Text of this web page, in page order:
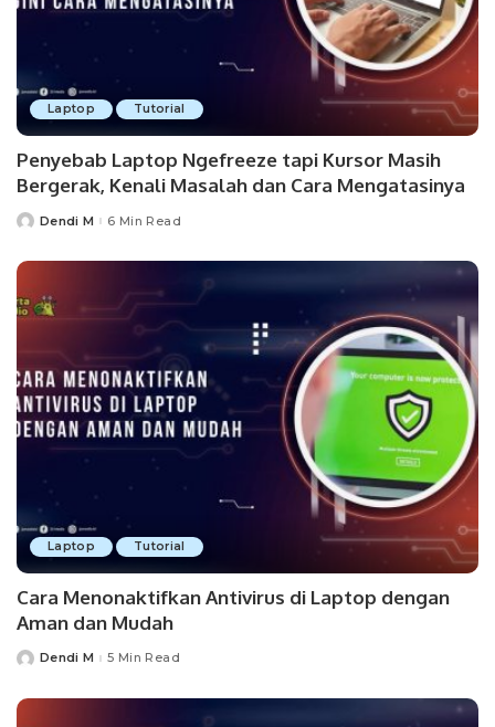
Laptop Tutorial
Penyebab Laptop Ngefreeze tapi Kursor Masih
Bergerak, Kenali Masalah dan Cara Mengatasinya
PostedDendi M 6 Min Read
Laptop Tutorial
Cara Menonaktifkan Antivirus di Laptop dengan
Aman dan Mudah
PostedDendi M 5 Min Read